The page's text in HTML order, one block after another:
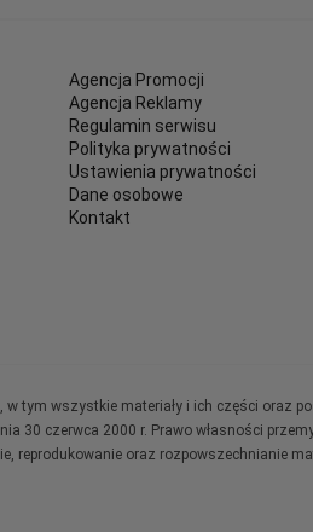
Agencja Promocji
Agencja Reklamy
Regulamin serwisu
Polityka prywatności
Ustawienia prywatności
Dane osobowe
Kontakt
tym wszystkie materiały i ich części oraz
30 czerwca 2000 r. Prawo własności
reprodukowanie oraz rozpowszechnianie